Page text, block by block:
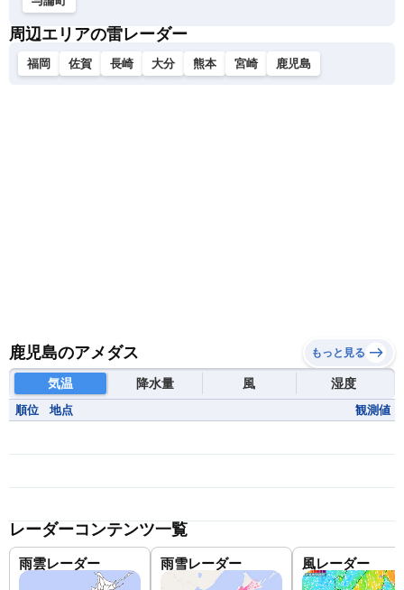
周辺エリアの雷レーダー
福岡 佐賀 長崎 大分 熊本 宮崎 鹿児島
鹿児島のアメダス もっと見る
気温 降水量 風 湿度
順位 地点 観測値
レーダーコンテンツ一覧
雨雲レーダー 雨雪レーダー 風レーダー